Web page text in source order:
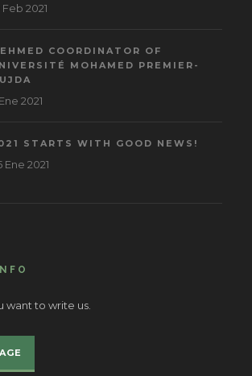
Feb 2021
COORDINATOR OF
MOHAMED PREMIER-
Ene 2021
STARTS WITH GOOD NEWS!
Ene 2021
want to write us.